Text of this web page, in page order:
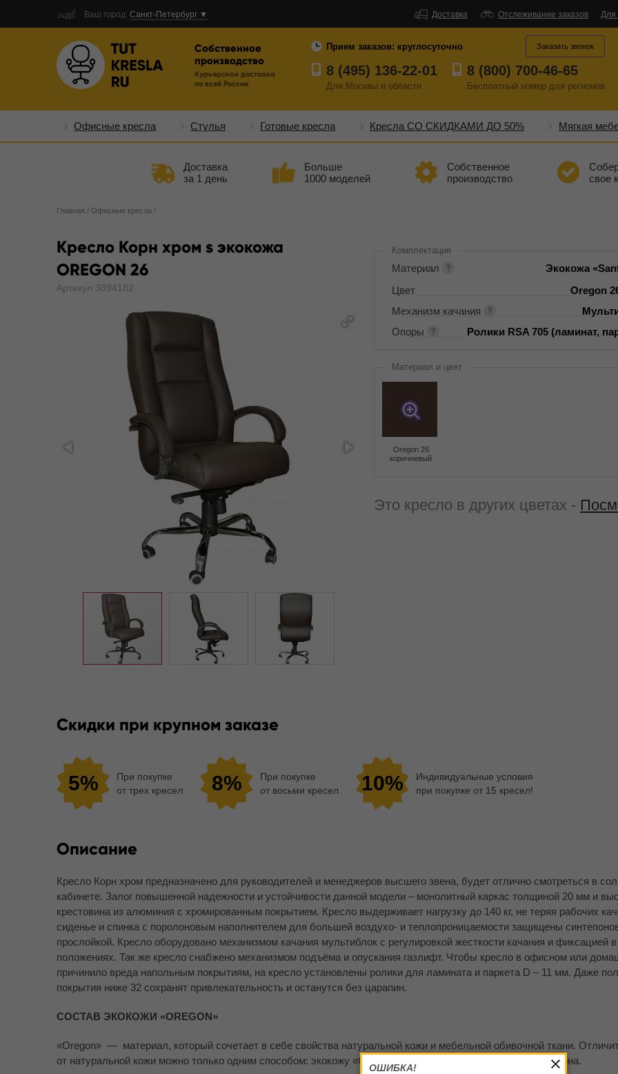
Ваш город: Санкт-Петербург ▼ Доставка Отслеживание заказов Для
Собственное
производство
Курьерская доставка
по всей России
Прием заказов: круглосуточно
8 (495) 136-22-01
Для Москвы и области
8 (800) 700-46-65
Бесплатный номер для регионов
Заказать звонок
Офисные кресла Стулья Готовые кресла Кресла СО СКИДКАМИ ДО 50% Мягкая
Доставка
за 1 день
Больше
1000 моделей
Собственное
производство
свое
Главная / Офисные кресла /
Кресло Корн хром s экокожа
OREGON 26
Артикул 3894182
Комплектация
Материал
Экокожа
Цвет
Oregon
Механизм качания
Опоры
Ролики RSA 705 (ламинат,
Материал и цвет
Oregon 26
коричневый
Это кресло в других цветах -
Скидки при крупном заказе
5%
При покупке
от трех кресел
8%
При покупке
от восьми кресел
10%
Индивидуальные условия
при покупке от 15 кресел!
Описание
Кресло Корн хром предназначено для руководителей и менеджеров высшего звена, будет отлично смотреться в
кабинете. Залог повышенной надежности и устойчивости данной модели – монолитный каркас толщиной 20 мм и
крестовина из алюминия с хромированным покрытием. Кресло выдерживает нагрузку до 140 кг, не теряя рабочих
сиденье и спинка с поролоновым наполнителем для большей воздухо- и теплопроницаемости защищены
прослойкой. Кресло оборудовано механизмом качания мультиблок с регулировкой жесткости качания и фиксацией
положениях. Так же кресло снабжено механизмом подъёма и опускания газлифт. Чтобы кресло в офисном или
причинило вреда напольным покрытиям, на кресло установлены ролики для ламината и паркета D – 11 мм. Даже
покрытия ниже 32 сохранят привлекательность и останутся без царапин.
СОСТАВ ЭКОКОЖИ «OREGON»
«Oregon» — материал, который сочетает в себе свойства натуральной кожи и мебельной обивочной ткани.
от натуральной кожи можно только одним способом: экокожу «Oregon» выдает тканевая изнаночная сторона.
ОШИБКА!